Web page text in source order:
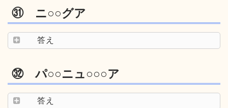
㉛ ニ○○グア
答え
㉜ パ○○ニュ○○○ア
答え